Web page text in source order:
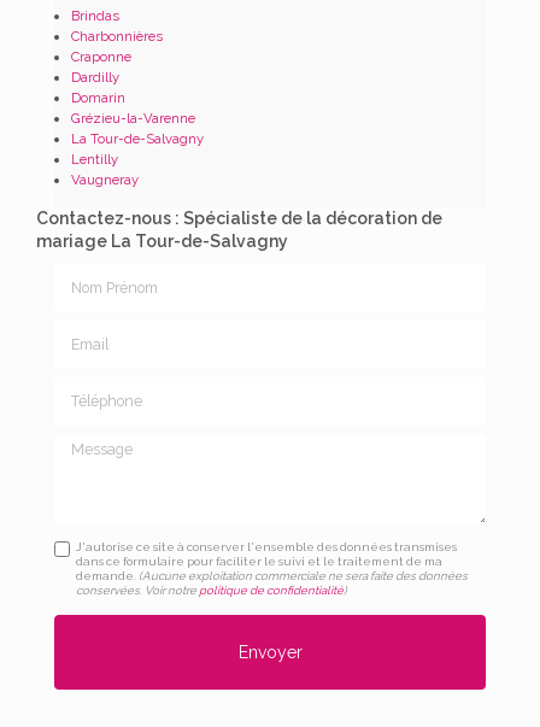
Brindas
Charbonnières
Craponne
Dardilly
Domarin
Grézieu-la-Varenne
La Tour-de-Salvagny
Lentilly
Vaugneray
Contactez-nous : Spécialiste de la décoration de
mariage La Tour-de-Salvagny
Message
J'autorise ce site à conserver l'ensemble des données transmises
dans ce formulaire pour faciliter le suivi et le traitement de ma
demande. (Aucune exploitation commerciale ne sera faite des données
conservées. Voir notre politique de confidentialité)